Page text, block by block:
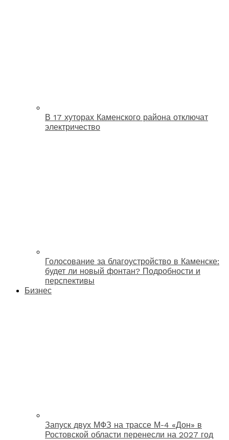
В 17 хуторах Каменского района отключат
электричество
Голосование за благоустройство в Каменске:
будет ли новый фонтан? Подробности и
перспективы
Бизнес
Запуск двух МФЗ на трассе М-4 «Дон» в
Ростовской области перенесли на 2027 год